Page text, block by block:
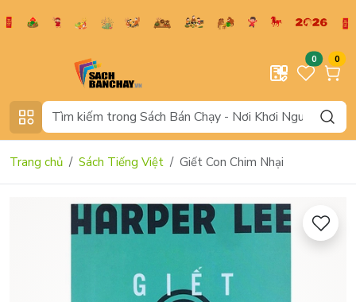
0 0
Trang chủ Sách Tiếng Việt Giết Con Chim Nhại